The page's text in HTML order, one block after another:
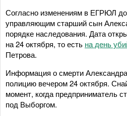
Согласно изменениям в ЕГРЮЛ
управляющим старший сын
порядке наследования. Дата
на 24 октября, то есть на день
Петрова.
Информация о смерти
полицию вечером 24 октября.
момент, когда предприниматель
под Выборгом.